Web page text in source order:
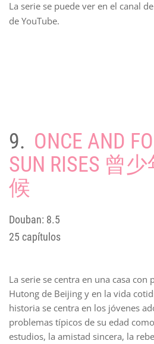
La serie se puede ver en el canal
de YouTube.
9. ONCE AND
SUN RISES 曾
候
Douban: 8.5
25 capítulos
La serie se centra en una casa con
Hutong de Beijing y en la vida
historia se centra en los jóvenes
problemas típicos de su edad
estudios, la amistad sincera, la